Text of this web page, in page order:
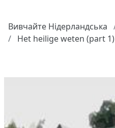
Вивчайте Нідерландська
Het heilige weten (part 1)